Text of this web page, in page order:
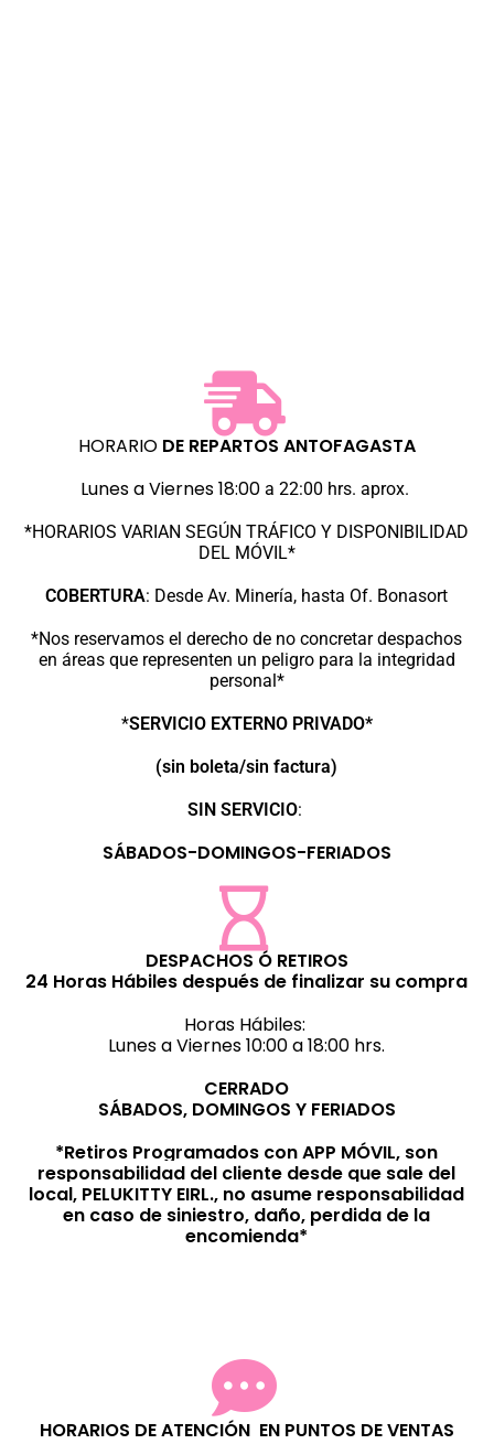
HORARIODE REPARTOS ANTOFAGASTA
Lunes a Viernes 18:00a 22:00 hrs. aprox.
*HORARIOS VARIAN SEGÚN TRÁFICO Y DISPONIBILIDAD
DEL MÓVIL*
COBERTURA: Desde Av. Minería, hasta Of. Bonasort
*Nos reservamos el derecho de no concretar despachos
en áreas que representen un peligro para la integridad
personal*
*SERVICIO EXTERNO PRIVADO*
(sin boleta/sin factura)
SIN SERVICIO:
SÁBADOS-DOMINGOS-FERIADOS
DESPACHOS Ó RETIROS
24 Horas Hábiles después de finalizar su compra
Horas Hábiles:
Lunes a Viernes 10:00 a 18:00 hrs.
CERRADO
SÁBADOS, DOMINGOS Y FERIADOS
*Retiros Programados con APP MÓVIL, son
responsabilidad del cliente desde que sale del
local, PELUKITTY EIRL., no asume responsabilidad
en caso de siniestro, daño, perdida de la
encomienda*
HORARIOS DE ATENCIÓN EN PUNTOS DE VENTAS